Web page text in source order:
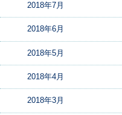
2018年7月
2018年6月
2018年5月
2018年4月
2018年3月